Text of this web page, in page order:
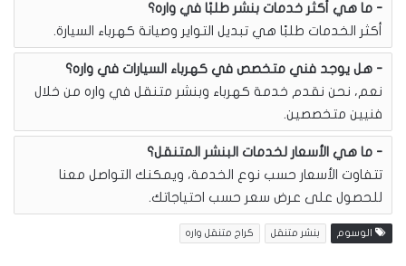
ما هي أكثر خدمات بنشر طلبًا في واره؟
أكثر الخدمات طلبًا هي تبديل التواير وصيانة كهرباء السيارة.
هل يوجد فني متخصص في كهرباء السيارات في واره؟
نعم، نحن نقدم خدمة كهرباء وبنشر متنقل في واره من خلال
فنيين متخصصين.
ما هي الأسعار لخدمات البنشر المتنقل؟
تتفاوت الأسعار حسب نوع الخدمة، ويمكنك التواصل معنا
للحصول على عرض سعر حسب احتياجاتك.
الوسوم بنشر متنقل كراج متنقل واره